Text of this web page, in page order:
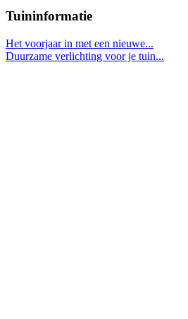
Tuininformatie
Het voorjaar in met een nieuwe...
Duurzame verlichting voor je tuin...